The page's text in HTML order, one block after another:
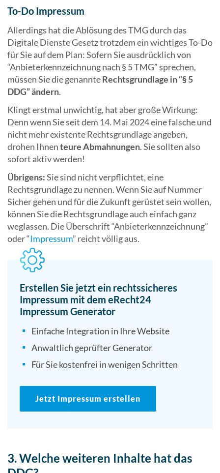
To-Do Impressum
Allerdings hat die Ablösung des TMG durch das
Digitale Dienste Gesetz trotzdem ein wichtiges To-Do
für Sie auf dem Plan: Sofern Sie ausdrücklich von
“Anbieterkennzeichnung nach § 5 TMG” sprechen,
müssen Sie die genannteRechtsgrundlage in “§ 5
DDG” ändern.
Klingt erstmal unwichtig, hat aber große Wirkung:
Denn wenn Sie seit dem 14. Mai 2024 eine falsche und
nicht mehr existente Rechtsgrundlage angeben,
drohen Ihnenteure Abmahnungen. Sie sollten also
sofort aktiv werden!
Übrigens:Sie sind nicht verpflichtet, eine
Rechtsgrundlage zu nennen. Wenn Sie auf Nummer
Sicher gehen und für die Zukunft gerüstet sein wollen,
können Sie die Rechtsgrundlage auch einfach ganz
weglassen. Die Überschrift “Anbieterkennzeichnung”
oder “Impressum” reicht völlig aus.
Erstellen Sie jetzt ein rechtssicheres
Impressum mit dem eRecht24
Impressum Generator
Einfache Integration in Ihre Website
Anwaltlich geprüfter Generator
Für Sie kostenfrei in wenigen Schritten
Jetzt Impressum erstellen
3. Welche weiteren Inhalte hat das